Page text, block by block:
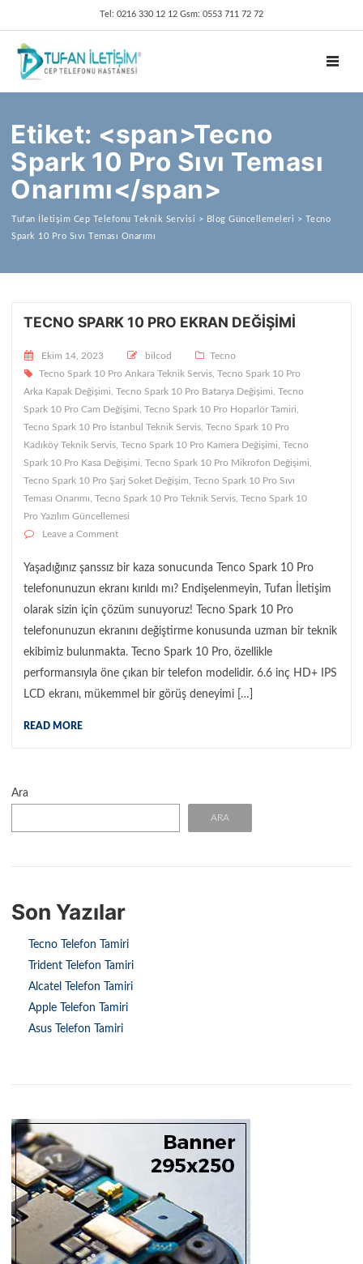
Tel: 0216 330 12 12 Gsm: 0553 711 72 72
Etiket: <span>Tecno
Spark 10 Pro Sıvı Teması
Onarımı</span>
Tufan İletişim Cep Telefonu Teknik Servisi > Blog Güncellemeleri > Tecno
Spark 10 Pro Sıvı Teması Onarımı
TECNO SPARK 10 PRO EKRAN DEĞIŞIMI
Posted on
Ekim 14, 2023 bilcod
Tecno
Tecno Spark 10 Pro Ankara Teknik Servis Tecno Spark 10 Pro
Arka Kapak Değişimi Tecno Spark 10 Pro Batarya Değişimi Tecno
Spark 10 Pro Cam Değişimi Tecno Spark 10 Pro Hoparlör Tamiri
Tecno Spark 10 Pro İstanbul Teknik Servis Tecno Spark 10 Pro
Kadıköy Teknik Servis Tecno Spark 10 Pro Kamera Değişimi Tecno
Spark 10 Pro Kasa Değişimi Tecno Spark 10 Pro Mikrofon Değişimi
Tecno Spark 10 Pro Şarj Soket Değişim Tecno Spark 10 Pro Sıvı
Teması Onarımı Tecno Spark 10 Pro Teknik Servis Tecno Spark 10
Pro Yazılım Güncellemesi
Leave a Commenton Tecno Spark 10 Pro Ekran Değişimi
Yaşadığınız şanssız bir kaza sonucunda Tenco Spark 10 Pro
telefonunuzun ekranı kırıldı mı? Endişelenmeyin, Tufan İletişim
olarak sizin için çözüm sunuyoruz! Tecno Spark 10 Pro
telefonunuzun ekranını değiştirme konusunda uzman bir teknik
ekibimiz bulunmakta. Tecno Spark 10 Pro, özellikle
performansıyla öne çıkan bir telefon modelidir. 6.6 inç HD+ IPS
LCD ekranı, mükemmel bir görüş deneyimi […]
READ MORE
Ara
ARA
Son Yazılar
Tecno Telefon Tamiri
Trident Telefon Tamiri
Alcatel Telefon Tamiri
Apple Telefon Tamiri
Asus Telefon Tamiri